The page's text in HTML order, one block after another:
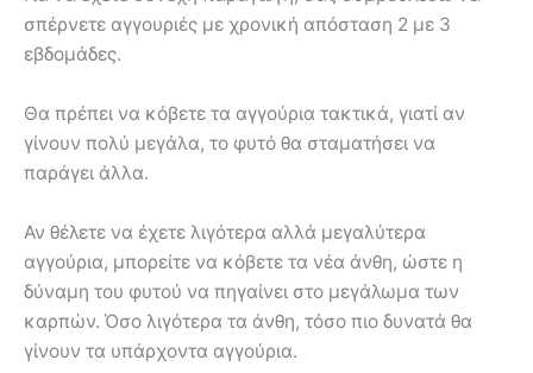
σπέρνετε αγγουριές με χρονική απόσταση 2 με 3
εβδομάδες.
Θα πρέπει να κόβετε τα αγγούρια τακτικά, γιατί αν
γίνουν πολύ μεγάλα, το φυτό θα σταματήσει να
παράγει άλλα.
Αν θέλετε να έχετε λιγότερα αλλά μεγαλύτερα
αγγούρια, μπορείτε να κόβετε τα νέα άνθη, ώστε η
δύναμη του φυτού να πηγαίνει στο μεγάλωμα των
καρπών. Όσο λιγότερα τα άνθη, τόσο πιο δυνατά θα
γίνουν τα υπάρχοντα αγγούρια.